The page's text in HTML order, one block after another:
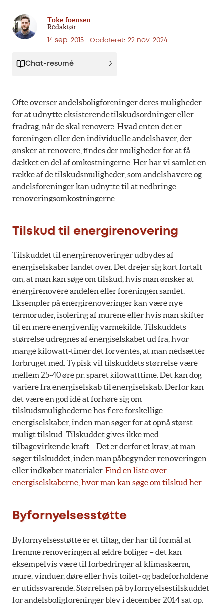
Toke Joensen
Redaktør
14 sep. 2015 Opdateret: 22 nov. 2024
Chat-resumé
Ofte overser andelsboligforeninger deres muligheder
for at udnytte eksisterende tilskudsordninger eller
fradrag, når de skal renovere. Hvad enten det er
foreningen eller den individuelle andelshaver, der
ønsker at renovere, findes der muligheder for at få
dækket en del af omkostningerne. Her har vi samlet en
række af de tilskudsmuligheder, som andelshavere og
andelsforeninger kan udnytte til at nedbringe
renoveringsomkostningerne.
Tilskud til energirenovering
Tilskuddet til energirenoveringer udbydes af
energiselskaber landet over. Det drejer sig kort fortalt
om, at man kan søge om tilskud, hvis man ønsker at
energirenovere andelen eller foreningen samlet.
Eksempler på energirenoveringer kan være nye
termoruder, isolering af murene eller hvis man skifter
til en mere energivenlig varmekilde. Tilskuddets
størrelse udregnes af energiselskabet ud fra, hvor
mange kilowatt-timer det forventes, at man nedsætter
forbruget med. Typisk vil tilskuddets størrelse være
mellem 25-40 øre pr. sparet kilowatttime. Det kan dog
variere fra energiselskab til energiselskab. Derfor kan
det være en god idé at forhøre sig om
tilskudsmulighederne hos flere forskellige
energiselskaber, inden man søger for at opnå størst
muligt tilskud. Tilskuddet gives ikke med
tilbagevirkende kraft – Det er derfor et krav, at man
søger tilskuddet, inden man påbegynder renoveringen
eller indkøber materialer. Find en liste over
energiselskaberne, hvor man kan søge om tilskud her.
Byfornyelsesstøtte
Byfornyelsesstøtte er et tiltag, der har til formål at
fremme renoveringen af ældre boliger – det kan
eksempelvis være til forbedringer af klimaskærm,
mure, vinduer, døre eller hvis toilet- og badeforholdene
er utidssvarende. Størrelsen på byfornyelsestilskuddet
for andelsboligforeninger blev i december 2014 sat op.